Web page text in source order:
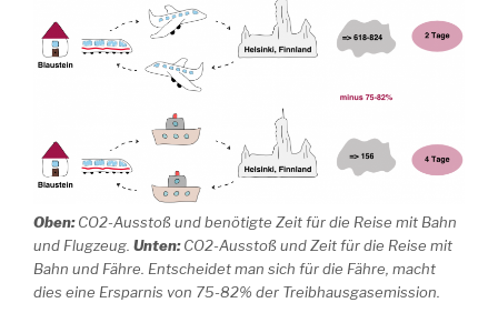
Oben:CO2-Ausstoß und benötigte Zeit für die Reise mit Bahn
und Flugzeug. Unten:CO2-Ausstoß und Zeit für die Reise mit
Bahn und Fähre. Entscheidet man sich für die Fähre, macht
dies eine Ersparnis von 75-82% der Treibhausgasemission.